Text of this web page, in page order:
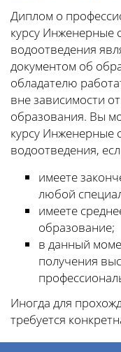
Диплом о
курсу Инженерные
водоотведения
документом об
обладателю
вне зависимости
образования. Вы
курсу Инженерные
водоотведения,
имеете
любой
имеете
образование;
в данный
получения
Иногда для
требуется